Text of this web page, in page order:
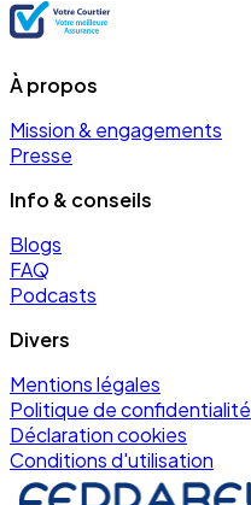
À propos
Mission & engagements
Presse
Info & conseils
Blogs
FAQ
Podcasts
Divers
Mentions légales
Politique de confidentialité
Déclaration cookies
Conditions d'utilisation